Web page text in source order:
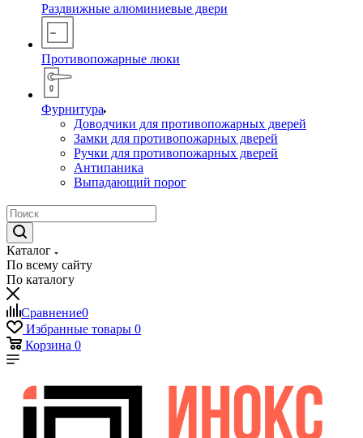
Раздвижные алюминиевые двери
Противопожарные люки
Фурнитура
Доводчики для противопожарных дверей
Замки для противопожарных дверей
Ручки для противопожарных дверей
Антипаника
Выпадающий порог
Каталог
По всему сайту
По каталогу
Сравнение0
Избранные товары 0
Корзина 0